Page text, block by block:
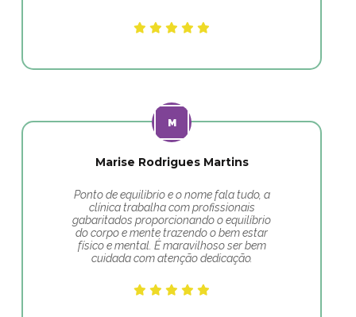
Marise Rodrigues Martins
Ponto de equilibrio e o nome fala tudo, a
clínica trabalha com profissionais
gabaritados proporcionando o equilíbrio
do corpo e mente trazendo o bem estar
físico e mental. É maravilhoso ser bem
cuidada com atenção dedicação.